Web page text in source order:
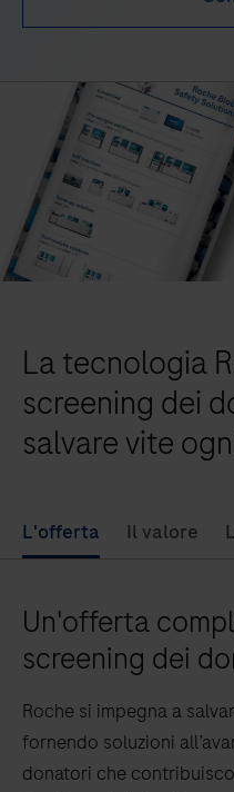
La tecnologia
screening dei
salvare vite
L'offerta Il valore
Un'offerta
screening dei
Roche si impegna a
fornendo soluzioni
donatori che